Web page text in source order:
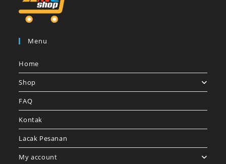
Menu
Home
Shop
FAQ
Kontak
Lacak Pesanan
My account